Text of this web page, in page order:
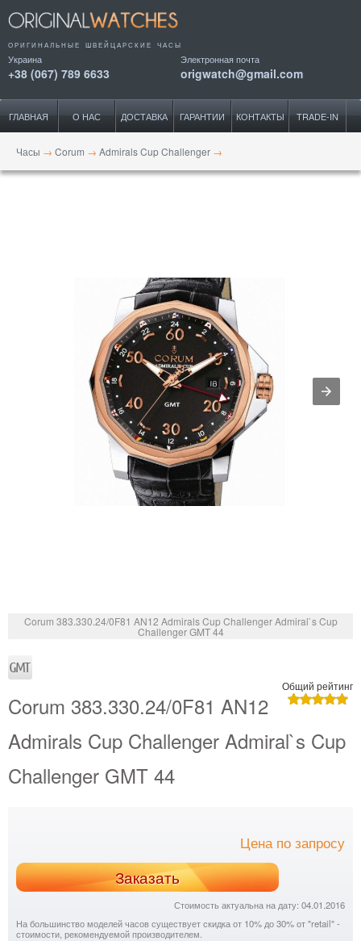
ОРИГИНАЛЬНЫЕ ШВЕЙЦАРСКИЕ ЧАСЫ
Украина
+38 (067) 789 6633
Электронная почта
origwatch@gmail.com
ГЛАВНАЯ О НАС ДОСТАВКА ГАРАНТИИ КОНТАКТЫ TRADE-IN
Часы → Corum → Admirals Cup Challenger →
Corum 383.330.24/0F81 AN12 Admirals Cup Challenger Admiral`s Cup
Challenger GMT 44
Общий рейтинг
Corum 383.330.24/0F81 AN12
Admirals Cup Challenger Admiral`s Cup
Challenger GMT 44
Цена по запросу
Заказать
Стоимость актуальна на дату: 04.01.2016
На большинство моделей часов существует скидка от 10% до 30% от "retail" -
стоимости, рекомендуемой производителем.